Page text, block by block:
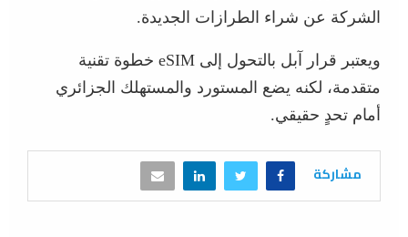
الشركة عن شراء الطرازات الجديدة.
ويعتبر قرار آبل بالتحول إلى eSIM خطوة تقنية
متقدمة، لكنه يضع المستورد والمستهلك الجزائري
أمام تحدٍ حقيقي.
مشاركة